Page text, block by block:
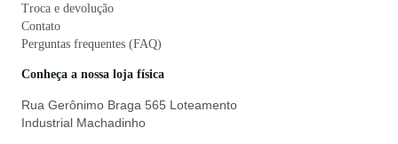
Troca e devolução
Contato
Perguntas frequentes (FAQ)
Conheça a nossa loja física
Rua Gerônimo Braga 565 Loteamento
Industrial Machadinho